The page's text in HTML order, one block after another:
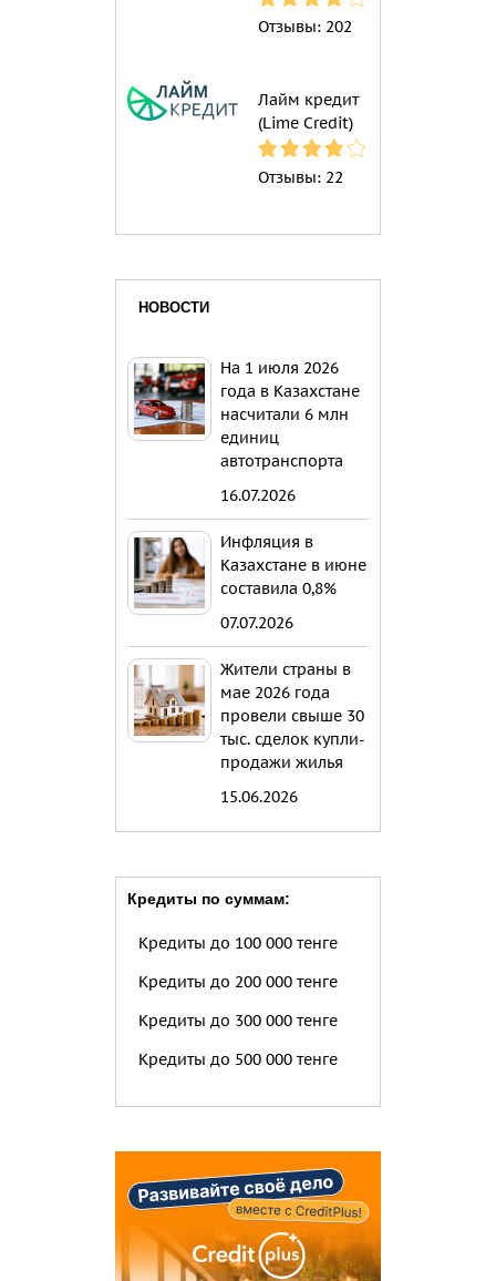
Отзывы: 202
Лайм кредит
(Lime Credit)
Отзывы: 22
НОВОСТИ
На 1 июля 2026
года в Казахстане
насчитали 6 млн
единиц
автотранспорта
16.07.2026
Инфляция в
Казахстане в июне
составила 0,8%
07.07.2026
Жители страны в
мае 2026 года
провели свыше 30
тыс. сделок купли-
продажи жилья
15.06.2026
Кредиты по суммам:
Кредиты до 100 000 тенге
Кредиты до 200 000 тенге
Кредиты до 300 000 тенге
Кредиты до 500 000 тенге